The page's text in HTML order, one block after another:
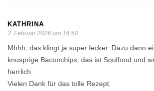
KATHRINA
2. Februar 2026 um 16:50
Mhhh, das klingt ja super lecker. Dazu dann
knusprige Baconchips, das ist Soulfood und
herrlich.
Vielen Dank für das tolle Rezept.